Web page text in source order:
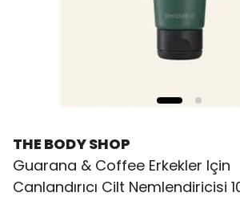
THE BODY SHOP
Guarana & Coffee Erkekler Için
Canlandırıcı Cilt Nemlendiricisi